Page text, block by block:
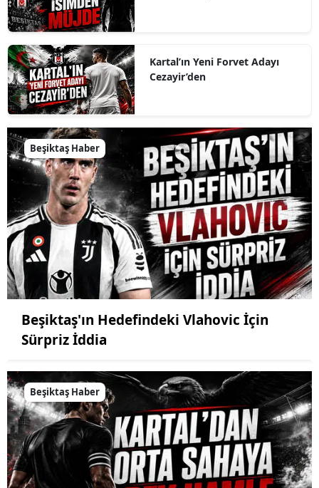
Kartal’ın Yeni Forvet Adayı
Cezayir’den
Beşiktaş Haber
Beşiktaş'ın Hedefindeki Vlahovic İçin
Sürpriz İddia
Beşiktaş Haber